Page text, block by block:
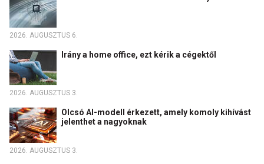
2026. AUGUSZTUS 6.
Irány a home office, ezt kérik a cégektől
2026. AUGUSZTUS 3.
Olcsó AI-modell érkezett, amely komoly kihívást
jelenthet a nagyoknak
2026. AUGUSZTUS 3.